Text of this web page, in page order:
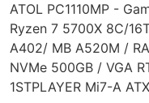
ATOL PC1110MP -
Ryzen 7 5700X 8C/
A402/ MB A520M /
NVMe 500GB / VGA
1STPLAYER Mi7-A